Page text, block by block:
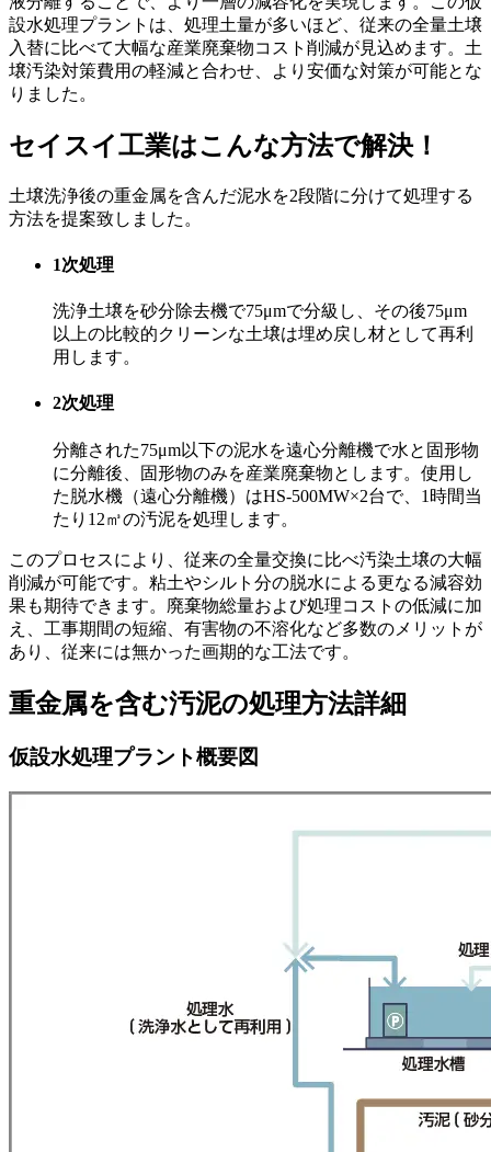
設水処理プラントは、処理土量が多いほど、従来の全量土壌
入替に比べて大幅な産業廃棄物コスト削減が見込めます。土
壌汚染対策費用の軽減と合わせ、より安価な対策が可能とな
りました。
セイスイ工業はこんな方法で解決！
土壌洗浄後の重金属を含んだ泥水を2段階に分けて処理する
方法を提案致しました。
1次処理
洗浄土壌を砂分除去機で75μmで分級し、その後75μm
以上の比較的クリーンな土壌は埋め戻し材として再利
用します。
2次処理
分離された75μm以下の泥水を遠心分離機で水と固形物
に分離後、固形物のみを産業廃棄物とします。使用し
た脱水機（遠心分離機）はHS-500MW×2台で、1時間当
たり12㎥の汚泥を処理します。
このプロセスにより、従来の全量交換に比べ汚染土壌の大幅
削減が可能です。粘土やシルト分の脱水による更なる減容効
果も期待できます。廃棄物総量および処理コストの低減に加
え、工事期間の短縮、有害物の不溶化など多数のメリットが
あり、従来には無かった画期的な工法です。
重金属を含む汚泥の処理方法詳細
仮設水処理プラント概要図